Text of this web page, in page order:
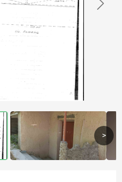
Next
>